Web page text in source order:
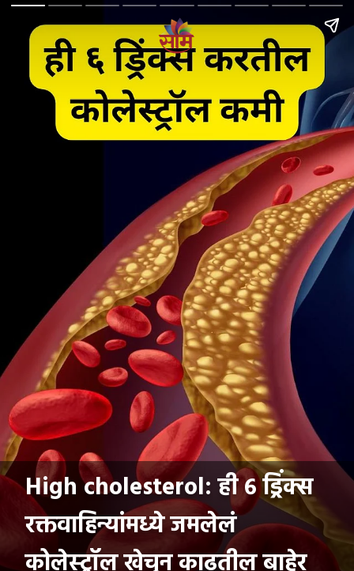
High cholesterol: ही ६ ड्रिंक्स
रक्तवाहिन्यांमध्ये जमलेलं